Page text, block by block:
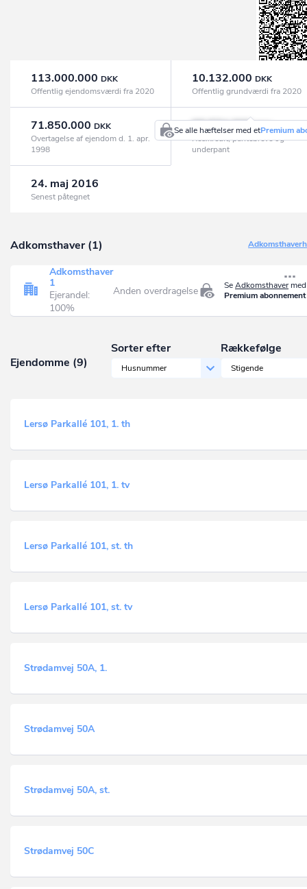
113.000.000 DKK
Offentlig ejendomsværdi fra 2020
10.132.000 DKK
Offentlig grundværdi fra 2020
71.850.000 DKK
Overtagelse af ejendom d. 1. apr.
1998
68.574.000 DKK
Se alle hæftelser med etPremium
Realkredit, pantebreve og
underpant
24. maj 2016
Senest påtegnet
Adkomsthaver (1)
SeAdkomsthaver
Premium abonnement
Adkomsthaver
1
Ejerandel:
100%
Anden overdragelse
Ejendomme (9)
Sorter efter
Husnummer
Rækkefølge
Stigende
Lersø Parkallé 101, 1. th
Lersø Parkallé 101, 1. tv
Lersø Parkallé 101, st. th
Lersø Parkallé 101, st. tv
Strødamvej 50A, 1.
Strødamvej 50A
Strødamvej 50A, st.
Strødamvej 50C